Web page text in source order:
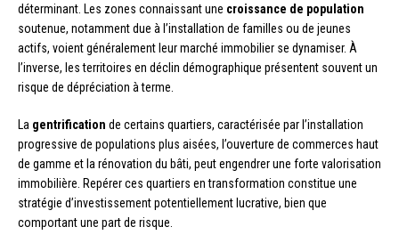
déterminant. Les zones connaissant une croissance de population
soutenue, notamment due à l’installation de familles ou de jeunes
actifs, voient généralement leur marché immobilier se dynamiser. À
l’inverse, les territoires en déclin démographique présentent souvent un
risque de dépréciation à terme.
La gentrification de certains quartiers, caractérisée par l’installation
progressive de populations plus aisées, l’ouverture de commerces haut
de gamme et la rénovation du bâti, peut engendrer une forte valorisation
immobilière. Repérer ces quartiers en transformation constitue une
stratégie d’investissement potentiellement lucrative, bien que
comportant une part de risque.